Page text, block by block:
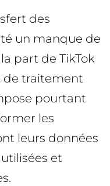
des
un manque de
part de TikTok
de traitement
pourtant
les
leurs données
et